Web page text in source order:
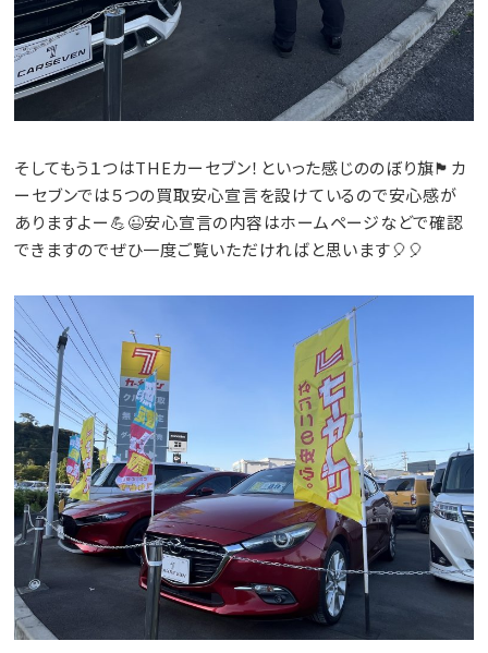
そしてもう１つはTHEカーセブン！といった感じののぼり旗🏴カ
ーセブンでは５つの買取安心宣言を設けているので安心感が
ありますよー💪😉安心宣言の内容はホームページなどで確認
できますのでぜひ一度ご覧いただければと思います🎈🎈